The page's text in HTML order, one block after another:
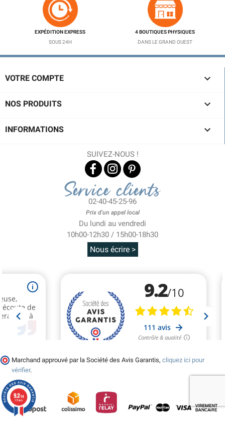
EXPÉDITION EXPRESS
SOUS 24H
4 BOUTIQUES PHYSIQUES
DANS LE GRAND OUEST
VOTRE COMPTE 
NOS PRODUITS 
INFORMATIONS 
SUIVEZ-NOUS !
Service clients
02-40-45-25-96
Prix d'un appel local
Du lundi au vendredi
10h00-12h30 / 15h00-18h30
Nous écrire >
Marchand approuvé par la Société des Avis Garantis, cliquez ici pour
vérifier.
9.2/10
111 avis